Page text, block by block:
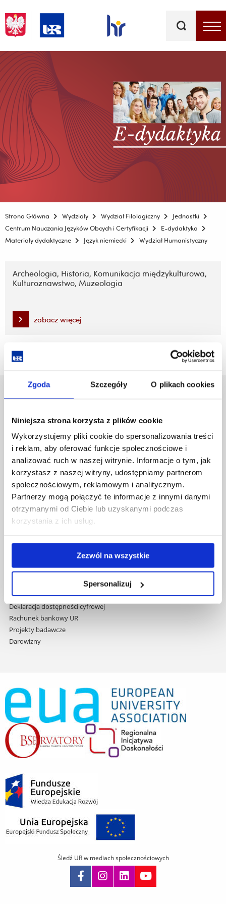
Zgoda Szczegóły O plikach cookies
Niniejsza strona korzysta z plików cookie
Wykorzystujemy pliki cookie do spersonalizowania treści
i reklam, aby oferować funkcje społecznościowe i
analizować ruch w naszej witrynie. Informacje o tym, jak
korzystasz z naszej witryny, udostępniamy partnerom
społecznościowym, reklamowym i analitycznym.
Partnerzy mogą połączyć te informacje z innymi danymi
otrzymanymi od Ciebie lub uzyskanymi podczas
korzystania z ich usług.
Zezwól na wszystkie
Spersonalizuj
kluczowe
Menu - górna belka
Strona Główna Wydziały Wydział Filologiczny
Jednostki
Centrum Nauczania Języków Obcych i Certyfikacji
E-dydaktyka
Materiały dydaktyczne
Język niemiecki Wydział Humanistyczny
nawigację
treści
Archeologia, Historia, Komunikacja międzykulturowa,
Kulturoznawstwo, Muzeologia
zobacz więcej
Uniwersytet Rzeszowski
35-959 Rzeszów
Pomiń
nawigację
przejdź
do
treści
Polityka prywatności
Mapa serwisu
Wydawnictwo
Covid info
Studia podyplomowe
Praca na UR
Zamówienia publiczne
Projekty realizowane z KPO
Wynajem sal
Dane kontaktowe
Deklaracja dostępności cyfrowej
Rachunek bankowy UR
Projekty badawcze
Darowizny
Śledź UR w mediach społecznościowych